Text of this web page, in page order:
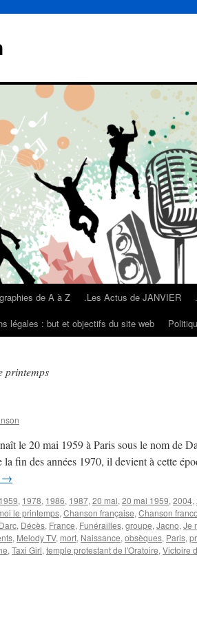
de A à Z .Les Actus de JANVIER
légales : but et objectifs du site web
printemps
le 20 mai 1959 à Paris sous le nom de
fin des années 1970, il devient à cette
→
1959, 1978, 1986, 1987, 20 mai, 20 mai 1959, 2004,
le printemps, Chanson française, Chanson
, Décès, France, Funérailles, groupe, Jacno, Je
, Melody TV, mort, Naissance, obsèques, Paris,
, Taxi Girl, temple protestant de l'Oratoire, Victoire